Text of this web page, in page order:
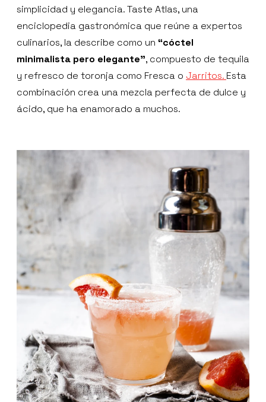
simplicidad y elegancia. Taste Atlas, una
enciclopedia gastronómica que reúne a expertos
culinarios, la describe como un “cóctel
minimalista pero elegante”, compuesto de tequila
y refresco de toronja como Fresca o Jarritos. Esta
combinación crea una mezcla perfecta de dulce y
ácido, que ha enamorado a muchos.